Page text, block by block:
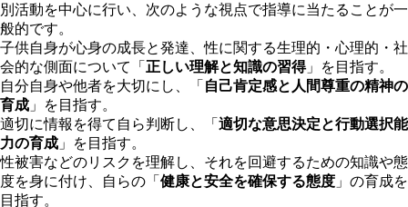
別活動を中心に行い、次のような視点で指導に当たることが一
般的です。
子供自身が心身の成長と発達、性に関する生理的・心理的・社
会的な側面について「 正しい理解と知識の習得」を目指す。
自分自身や他者を大切にし、「 自己肯定感と人間尊重の精神の
育成 」を目指す。
適切に情報を得て自ら判断し、「 適切な意思決定と行動選択能
力の育成 」を目指す。
性被害などのリスクを理解し、それを回避するための知識や態
度を身に付け、自らの「 健康と安全を確保する態度 」の育成を
目指す。